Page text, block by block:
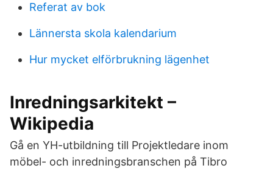
Referat av bok
Lännersta skola kalendarium
Hur mycket elförbrukning lägenhet
Inredningsarkitekt –
Wikipedia
Gå en YH-utbildning till Projektledare inom
möbel- och inredningsbranschen på Tibro